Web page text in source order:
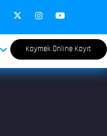
Kaymek Online Kayıt